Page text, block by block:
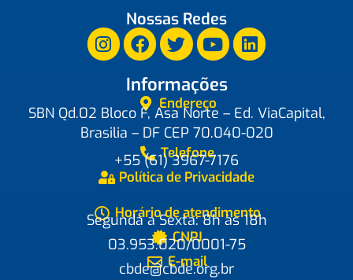
Nossas Redes
Informações
Endereço
SBN Qd.02 Bloco F, Asa Norte – Ed. ViaCapital,
Brasilia – DF CEP 70.040-020
Telefone
+55 (61) 3967-7176
Política de Privacidade
Horário de atendimento
Segunda a Sexta: 8h às 18h
CNPJ
03.953.020/0001-75
E-mail
cbde@cbde.org.br